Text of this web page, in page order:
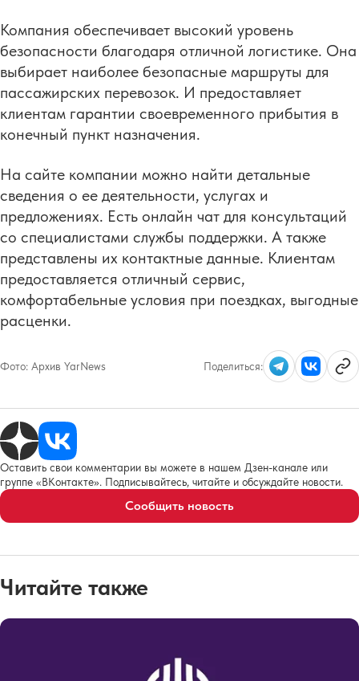
Компания обеспечивает высокий уровень
безопасности благодаря отличной логистике. Она
выбирает наиболее безопасные маршруты для
пассажирских перевозок. И предоставляет
клиентам гарантии своевременного прибытия в
конечный пункт назначения.
На сайте компании можно найти детальные
сведения о ее деятельности, услугах и
предложениях. Есть онлайн чат для консультаций
со специалистами службы поддержки. А также
представлены их контактные данные. Клиентам
предоставляется отличный сервис,
комфортабельные условия при поездках, выгодные
расценки.
Фото: Архив YarNews Поделиться:
Оставить свои комментарии вы можете в нашем Дзен-канале или
группе «ВКонтакте». Подписывайтесь, читайте и обсуждайте новости.
Сообщить новость
Читайте также